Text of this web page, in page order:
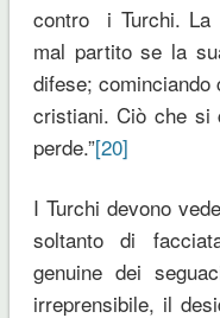
contro i Turchi. La
mal partito se la
difese;
cristiani. Ciò che si
perde.”[20]
I Turchi devono
soltanto di
genuine dei
irreprensibile, il